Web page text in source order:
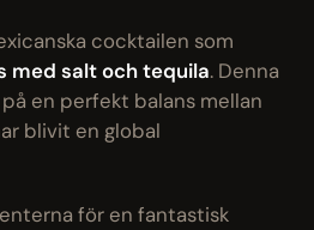
cocktailen som
med salt och tequila. Denna
en perfekt balans mellan
blivit en global
för en fantastisk